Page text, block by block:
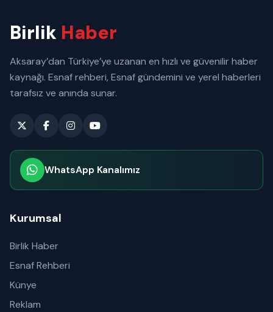
Birlik Haber
Aksaray’dan Türkiye’ye uzanan en hızlı ve güvenilir haber
kaynağı. Esnaf rehberi, Esnaf gündemini ve yerel haberleri
tarafsız ve anında sunar.
WhatsApp Kanalımız
Kurumsal
Birlik Haber
Esnaf Rehberi
Künye
Reklam